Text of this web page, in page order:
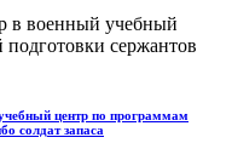
центр по программам
солдат запаса